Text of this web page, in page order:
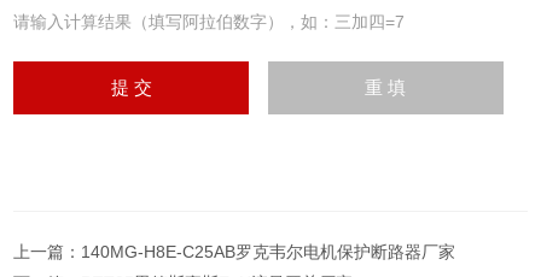
请输入计算结果（填写阿拉伯数字），如：三加四=7
上一篇： 140MG-H8E-C25AB罗克韦尔电机保护断路器厂家